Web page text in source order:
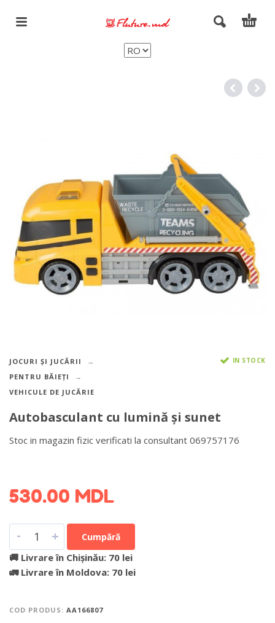
JOCURI ȘI JUCĂRII
PENTRU BĂIEȚI
VEHICULE DE JUCĂRIE
IN STOCK
Autobasculant cu lumină și sunet
Stoc in magazin fizic verificati la consultant 069757176
530.00 MDL
- + Cumpără
🚚 Livrare în Chișinău: 70 lei
🚛 Livrare în Moldova: 70 lei
COD PRODUS: AA166807